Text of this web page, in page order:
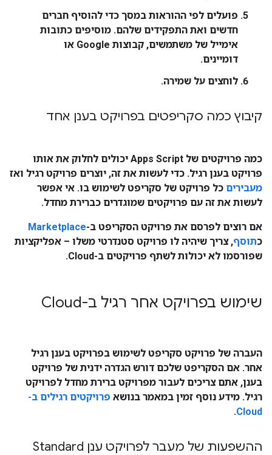
פועלים לפי ההוראות במסך כדי להוסיף חברים
חדשים ואת התפקידים שלהם. מוסיפים כתובות
אימייל של משתמשים, קבוצות Google או
דומיינים.
לוחצים על שמירה.
קיבוץ כמה סקריפטים בפרויקט בענן אחד
כמה פרויקטים של Apps Script יכולים לחלוק את אותו
פרויקט בענן רגיל. כדי לעשות את זה, יוצרים פרויקט רגיל ואז
מעבירים כל פרויקט של סקריפט לשימוש בו. אי אפשר
לעשות את זה עם פרויקטים שמוגדרים כברירת מחדל.
אם רוצים לפרסם את פרויקט הסקריפט ב-Marketplace
כתוסף, צריך שיהיה לו פרויקט סטנדרטי משלו – אפליקציות
שפורסמו לא יכולות לשתף פרויקטים ב-Cloud.
שימוש בפרויקט אחר רגיל ב-Cloud
העברה של פרויקט סקריפט לשימוש בפרויקט בענן רגיל
אחר. אם הסקריפט שלכם דורש הגדרה ידנית של פרויקט
בענן, אתם צריכים לעבור מפרויקט ברירת מחדל לפרויקט
רגיל. מידע נוסף זמין במאמר בנושא פרויקטים רגילים ב-
Cloud
.
ההשפעות של מעבר לפרויקט ענן Standard